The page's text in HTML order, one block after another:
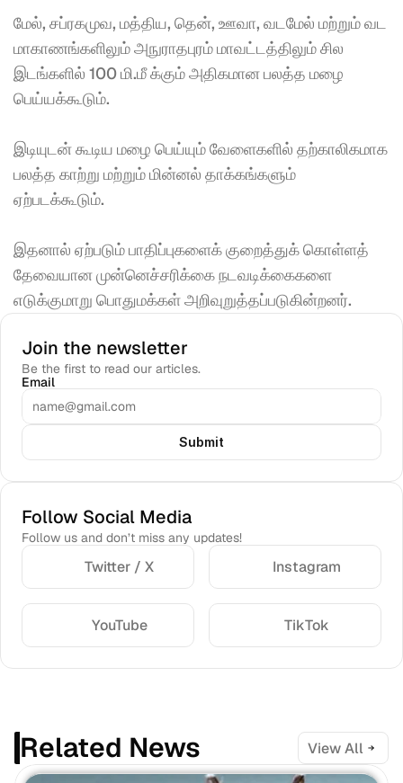
மேல், சப்ரகமுவ, மத்திய, தென், ஊவா, வடமேல் மற்றும் வட
மாகாணங்களிலும் அநுராதபுரம் மாவட்டத்திலும் சில
இடங்களில் 100 மி.மீ க்கும் அதிகமான பலத்த மழை
பெய்யக்கூடும்.
இடியுடன் கூடிய மழை பெய்யும் வேளைகளில் தற்காலிகமாக
பலத்த காற்று மற்றும் மின்னல் தாக்கங்களும்
ஏற்படக்கூடும்.
இதனால் ஏற்படும் பாதிப்புகளைக் குறைத்துக் கொள்ளத்
தேவையான முன்னெச்சரிக்கை நடவடிக்கைகளை
எடுக்குமாறு பொதுமக்கள் அறிவுறுத்தப்படுகின்றனர்.
Join the newsletter
Be the first to read our articles.
Email
Submit
Follow Social Media
Follow us and don’t miss any updates!
Twitter / X Instagram
YouTube TikTok
Related News View All